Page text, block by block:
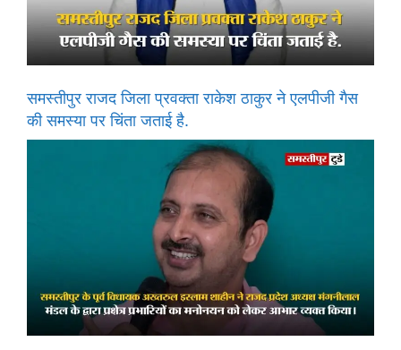
समस्तीपुर राजद जिला प्रवक्ता राकेश ठाकुर ने एलपीजी गैस
की समस्या पर चिंता जताई है.